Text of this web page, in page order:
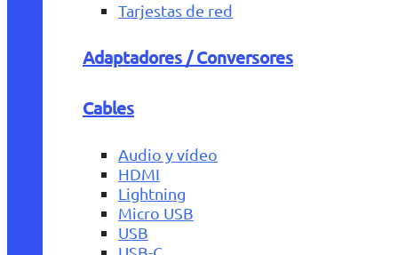
Tarjestas de red
Adaptadores / Conversores
Cables
Audio y vídeo
HDMI
Lightning
Micro USB
USB